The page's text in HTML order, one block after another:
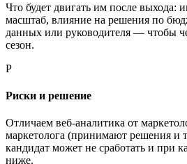
Что будет двигать им после выхода:
масштаб, влияние на решения по
данных или руководителя — чтобы
сезон.
Р
Риски и решение
Отличаем веб-аналитика от
маркетолога (принимают решения и
кандидат может не сработать и при
ниже.